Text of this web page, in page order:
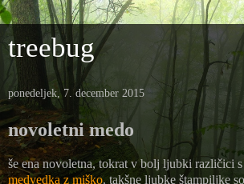
treebug
ponedeljek, 7. december 2015
novoletni medo
še ena novoletna, tokrat v bolj ljubki različici
medvedka z miško. takšne ljubke štampiljke